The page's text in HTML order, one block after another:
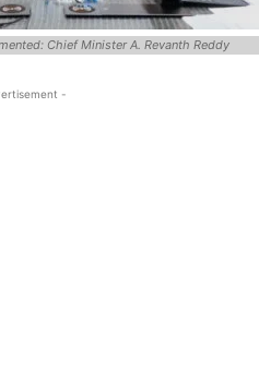
Chief Minister A. Revanth Reddy
-